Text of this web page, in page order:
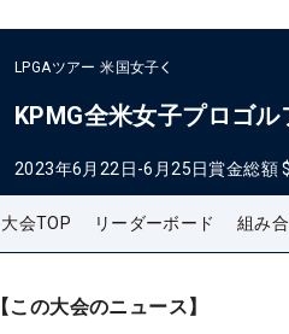
LPGAツアー 米国女子
KPMG全米女子プロゴル
2023年6月22日-6月25日賞金総額
大会TOP リーダーボード 組み
【この大会のニュース】